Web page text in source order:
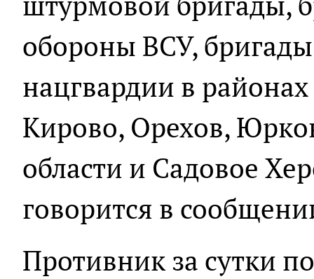
обороны ВСУ,
нацгвардии в
Кирово, Орехов,
области и Садовое
говорится в
Противник за сутки